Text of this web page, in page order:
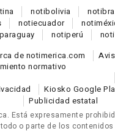
notibolivia noti
notiecuador noti
paraguay notiperú noti
de notimerica.com
normativo
Kiosko Google
Publicidad estatal
Está expresamente
o parte de los